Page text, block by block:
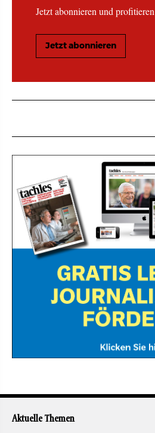
Jetzt abonnieren und profitieren
Jetzt abonnieren
Aktuelle Themen